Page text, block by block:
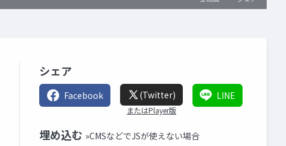
シェア
Facebook (Twitter)
またはPlayer版
LINE
埋め込む »CMSなどでJSが使えない場合